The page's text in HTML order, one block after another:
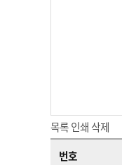
목록인쇄 삭제
번호